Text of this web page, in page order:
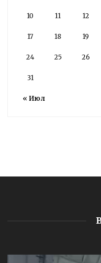
« Июл
10 11 12
17 18 19
24 25 26
31